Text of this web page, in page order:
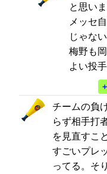
と思いま
メッセ
じゃな
梅野も
よい投
チームの負
らず相手打
を見直す
すごいプレ
ってる。そ